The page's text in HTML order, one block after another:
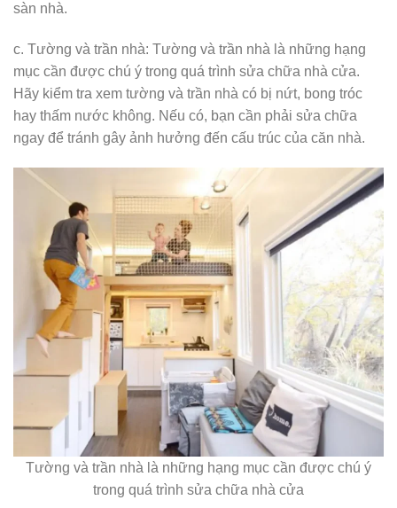
sàn nhà.
c. Tường và trần nhà: Tường và trần nhà là những hạng
mục cần được chú ý trong quá trình sửa chữa nhà cửa.
Hãy kiểm tra xem tường và trần nhà có bị nứt, bong tróc
hay thấm nước không. Nếu có, bạn cần phải sửa chữa
ngay để tránh gây ảnh hưởng đến cấu trúc của căn nhà.
Tường và trần nhà là những hạng mục cần được chú ý
trong quá trình sửa chữa nhà cửa